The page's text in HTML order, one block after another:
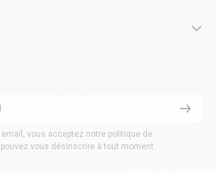
vous acceptez notre politique de
vous désinscrire à tout moment.